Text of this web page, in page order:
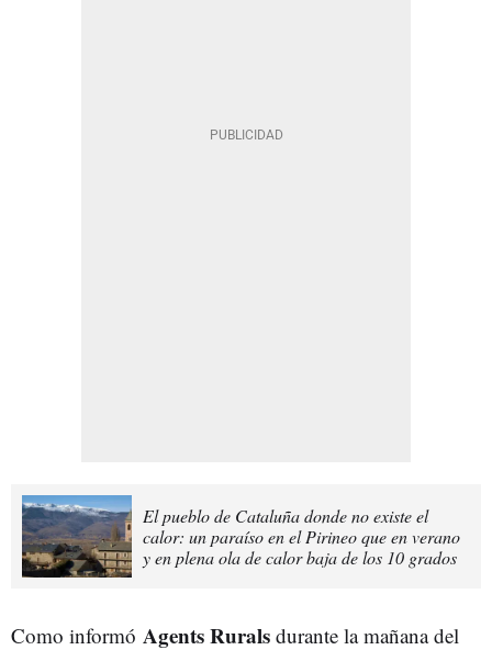
El pueblo de Cataluña donde no existe el
calor: un paraíso en el Pirineo que en verano
y en plena ola de calor baja de los 10 grados
Como informó Agents Rurals durante la mañana del